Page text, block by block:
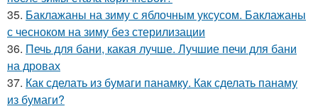
35. Баклажаны на зиму с яблочным уксусом. Баклажаны
с чесноком на зиму без стерилизации
36. Печь для бани, какая лучше. Лучшие печи для бани
на дровах
37. Как сделать из бумаги панамку. Как сделать панаму
из бумаги?